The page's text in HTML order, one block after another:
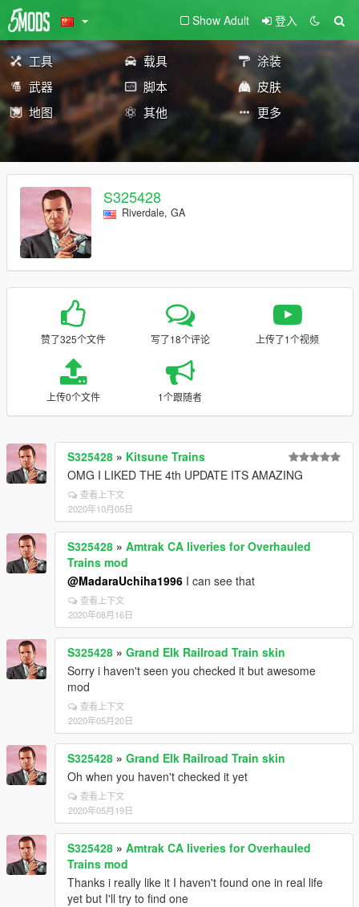
Show Adult 登入
工具 载具
涂装
武器
脚本
皮肤
地图
其他 更多
S325428
Riverdale, GA
赞了325个文件 写了18个评论 上传了1个视频
上传0个文件 1个跟随者
S325428 » Kitsune Trains
OMG I LIKED THE 4th UPDATE ITS AMAZING
查看上下文
2020年10月05日
S325428 » Amtrak CA liveries for Overhauled
Trains mod
@MadaraUchiha1996 I can see that
查看上下文
2020年08月16日
S325428 » Grand Elk Railroad Train skin
Sorry i haven't seen you checked it but awesome
mod
查看上下文
2020年05月20日
S325428 » Grand Elk Railroad Train skin
Oh when you haven't checked it yet
查看上下文
2020年05月19日
S325428 » Amtrak CA liveries for Overhauled
Trains mod
Thanks i really like it I haven't found one in real life
yet but I'll try to find one